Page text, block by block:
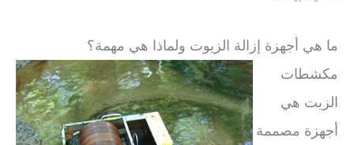
ما هي أجهزة إزالة الزيوت ولماذا هي مهمة؟
مكشطات
الزيت هي
أجهزة مصممة